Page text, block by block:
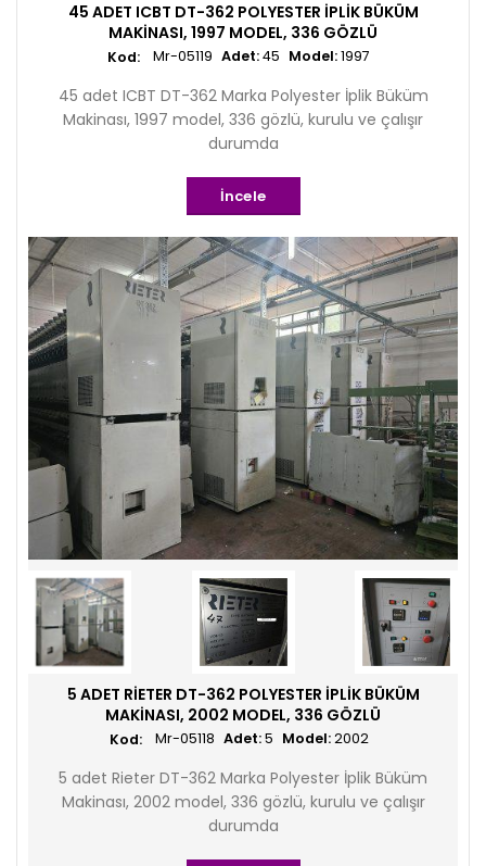
45 ADET ICBT DT-362 POLYESTER İPLIK BÜKÜM
MAKINASI, 1997 MODEL, 336 GÖZLÜ
Adet:45 Model:1997
Mr-05119
45 adet ICBT DT-362 Marka Polyester İplik Büküm
Makinası, 1997 model, 336 gözlü, kurulu ve çalışır
durumda
İncele
5 ADET RIETER DT-362 POLYESTER İPLIK BÜKÜM
MAKINASI, 2002 MODEL, 336 GÖZLÜ
Adet:5 Model:2002
Mr-05118
5 adet Rieter DT-362 Marka Polyester İplik Büküm
Makinası, 2002 model, 336 gözlü, kurulu ve çalışır
durumda